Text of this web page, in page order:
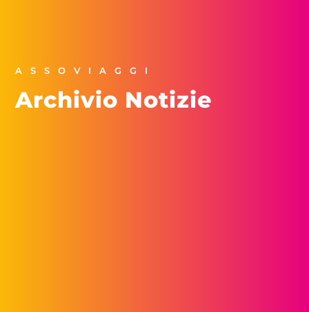
ASSOVIAGGI
Archivio Notizie